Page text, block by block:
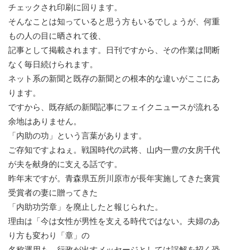
チェックされ印刷に回ります。
そんなことは知っていると思う方もいるでしょうが、何重
もの人の目に晒されて後、
記事として掲載されます。日刊ですから、その作業は間断
なく毎日続けられます。
ネット系の新聞と既存の新聞との根本的な違いがここにあ
ります。
ですから、既存紙の新聞記事にフェイクニュースが流れる
余地はありません。
「内助の功」という言葉があります。
ご存知ですよねぇ。戦国時代の武将、山内一豊の女房千代
が夫を献身的に支える話です。
昨年末ですが。青森県五所川原市が長年実施してきた褒賞
受賞者の妻に贈ってきた
「内助功労章」を廃止したと報じられた。
理由は「今は女性が男性を支える時代ではない。夫婦のあ
り方も変わり「章」の